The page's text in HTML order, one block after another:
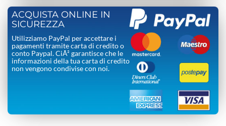
ACQUISTA ONLINE IN
SICUREZZA
Utilizziamo PayPal per accettare i
pagamenti tramite carta di credito o
conto Paypal. CiÃ² garantisce che le
informazioni della tua carta di credito
non vengono condivise con noi.